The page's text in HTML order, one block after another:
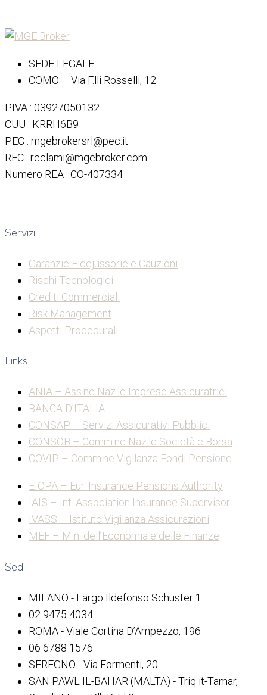
SEDE LEGALE
COMO – Via F.lli Rosselli, 12
P.IVA : 03927050132
CUU : KRRH6B9
PEC : mgebrokersrl@pec.it
REC : reclami@mgebroker.com
Numero REA : CO-407334
Servizi
Garanzie Fidejussorie e Cauzioni
Rischi Tecnologici
Crediti Commerciali
Risk Management
Aspetti Procedurali
Links
ANIA – Ass.ne Naz.le Imprese Assicuratrici
BANCA D’ITALIA
CONSAP – Servizi Assicurativi Pubblici
CONSOB – Comm.ne Naz.le Società e Borsa
COVIP – Comm.ne Vigilanza Fondi Pensione
EIOPA – Eur. Insurance Pensions Authority
IAIS – Int. Association Insurance Supervisor
IVASS – Istituto Vigilanza Assicurazioni
MEF – Min. dell’Economia e delle Finanze
Sedi
MILANO - Largo Ildefonso Schuster 1
02 9475 4034
ROMA - Viale Cortina D’Ampezzo, 196
06 6788 1576
SEREGNO - Via Formenti, 20
SAN PAWL IL-BAHAR (MALTA) - Triq it-Tamar,